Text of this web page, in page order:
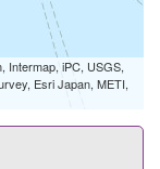
Intermap, iPC, USGS,
Esri Japan, METI,